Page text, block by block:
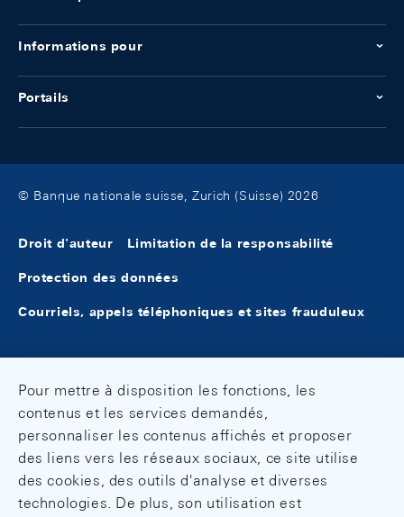
Informations pour
Portails
© Banque nationale suisse, Zurich (Suisse) 2026
Droit d'auteur Limitation de la responsabilité
Protection des données
Courriels, appels téléphoniques et sites frauduleux
Pour mettre à disposition les fonctions, les
contenus et les services demandés,
personnaliser les contenus affichés et proposer
des liens vers les réseaux sociaux, ce site utilise
des cookies, des outils d'analyse et diverses
technologies. De plus, son utilisation est